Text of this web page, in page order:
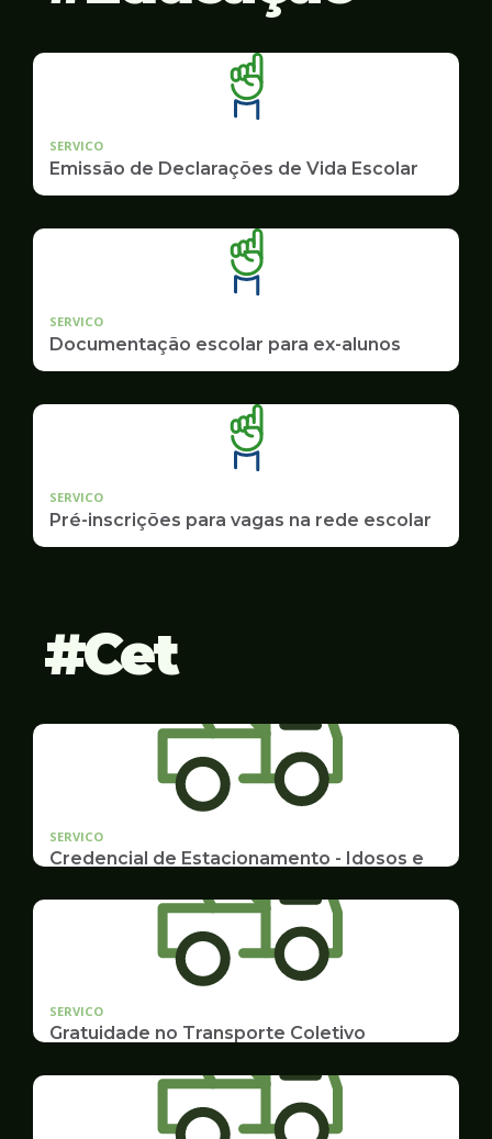
SERVICO
Emissão de Declarações de Vida Escolar
SERVICO
Documentação escolar para ex-alunos
SERVICO
Pré-inscrições para vagas na rede escolar
Cet
SERVICO
Credencial de Estacionamento - Idosos e
Cadastramento e Renovação
SERVICO
Gratuidade no Transporte Coletivo
Estudantes